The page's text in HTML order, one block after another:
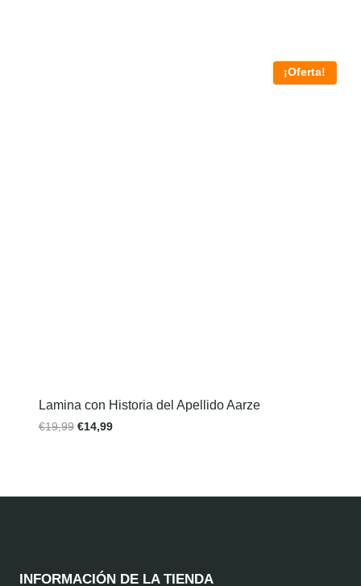
¡Oferta!
Lamina con Historia del Apellido Aarze
€19,99 €14,99
INFORMACIÓN DE LA TIENDA